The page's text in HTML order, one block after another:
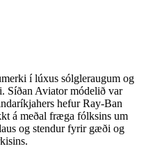
í lúxus sólgleraugum og
Síðan Aviator módelið var
hefur Ray-Ban
á meðal fræga fólksins um
og stendur fyrir gæði og